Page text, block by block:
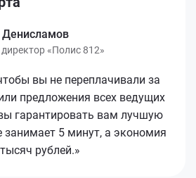
Денисламов
«Полис 812»
вы не переплачивали за
предложения всех ведущих
гарантировать вам лучшую
занимает 5 минут, а экономия
рублей.»